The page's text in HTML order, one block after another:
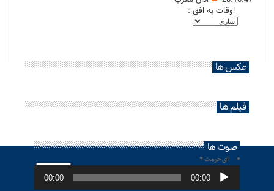
اوقات به افق :
عکس ها
فیلم ها
صوت ها
ای حرمت ۲
پخش‌کننده
صوت 00:00
00:00